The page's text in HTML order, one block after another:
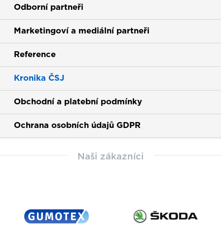
Odborní partneři
Marketingoví a mediální partneři
Reference
Kronika ČSJ
Obchodní a platební podmínky
Ochrana osobních údajů GDPR
Naši zákazníci